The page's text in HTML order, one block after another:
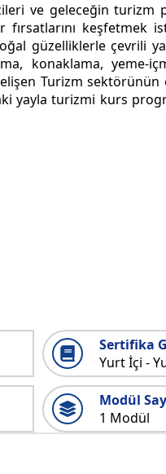
ve geleceğin turizm
keşfetmek
güzelliklerle çevrili
konaklama, yeme-
Turizm sektörünün
yayla turizmi kurs
Sertifika
Yurt İçi -
Modül
1 Modül